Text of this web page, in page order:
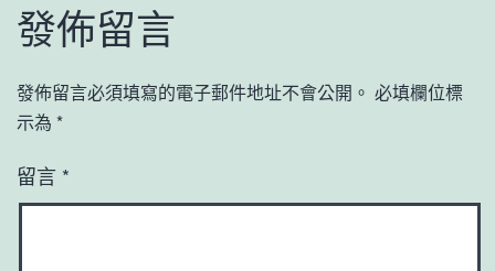
發佈留言
發佈留言必須填寫的電子郵件地址不會公開。 必填欄位標
示為 *
留言 *